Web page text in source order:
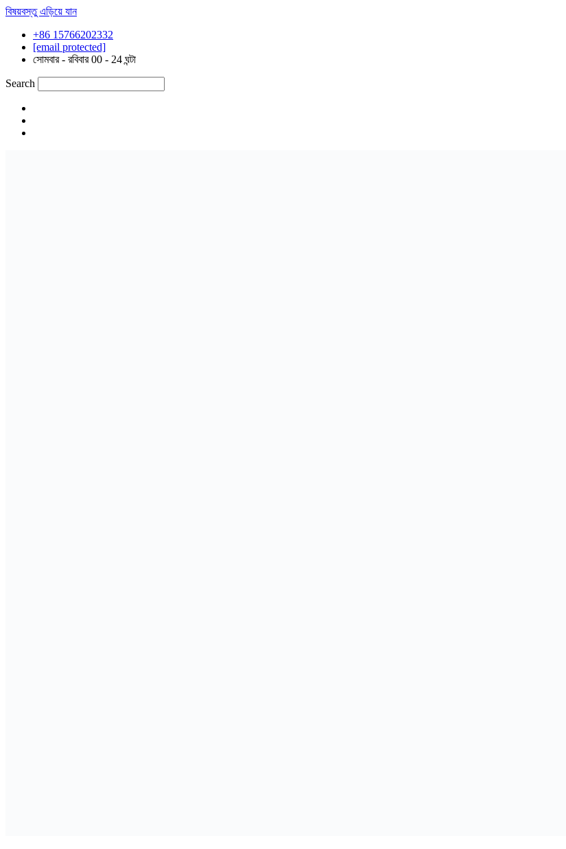
বিষয়বস্তু এড়িয়ে যান
+86 15766202332
[email protected]
সোমবার - রবিবার 00 - 24 ঘন্টা
Search